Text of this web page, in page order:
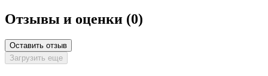
Отзывы и оценки (0)
Оставить отзыв
Загрузить еще